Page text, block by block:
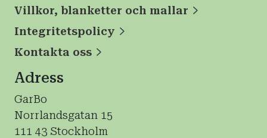
Villkor, blanketter och mallar
Integritetspolicy
Kontakta oss
Adress
GarBo
Norrlandsgatan 15
111 43 Stockholm